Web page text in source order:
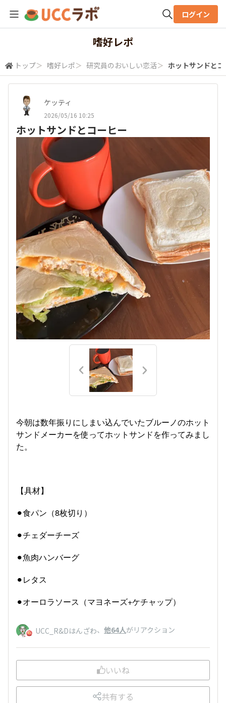
検索
ログイン
嗜好レポ
トップ＞ 嗜好レポ＞ 研究員のおいしい恋活＞ ホットサンドと
ケッティ
2026/05/16 10:25
ホットサンドとコーヒー
今朝は数年振りにしまい込んでいたブルーノのホット
サンドメーカーを使ってホットサンドを作ってみまし
た。
【具材】
⚫︎食パン（8枚切り）
⚫︎チェダーチーズ
⚫︎魚肉ハンバーグ
⚫︎レタス
⚫︎オーロラソース（マヨネーズ+ケチャップ）
UCC_R&Dはんざわ、 他64人がリアクション
いいね
共有する